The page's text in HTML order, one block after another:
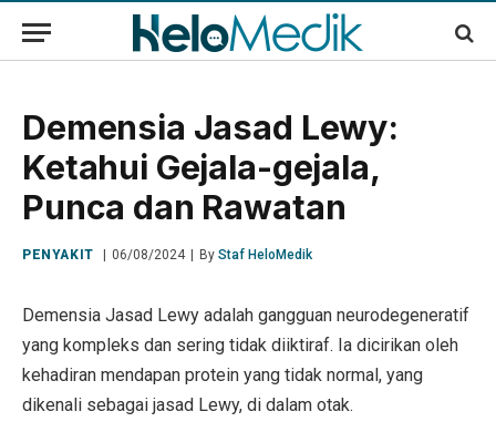
Demensia Jasad Lewy:
Ketahui Gejala-gejala,
Punca dan Rawatan
PENYAKIT 06/08/2024 By Staf HeloMedik
Demensia Jasad Lewy adalah gangguan neurodegeneratif
yang kompleks dan sering tidak diiktiraf. Ia dicirikan oleh
kehadiran mendapan protein yang tidak normal, yang
dikenali sebagai jasad Lewy, di dalam otak.